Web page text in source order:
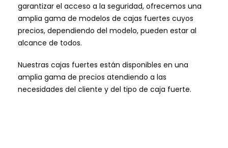
garantizar el acceso a la seguridad, ofrecemos una
amplia gama de modelos de cajas fuertes cuyos
precios, dependiendo del modelo, pueden estar al
alcance de todos.
Nuestras cajas fuertes están disponibles en una
amplia gama de precios atendiendo a las
necesidades del cliente y del tipo de caja fuerte.